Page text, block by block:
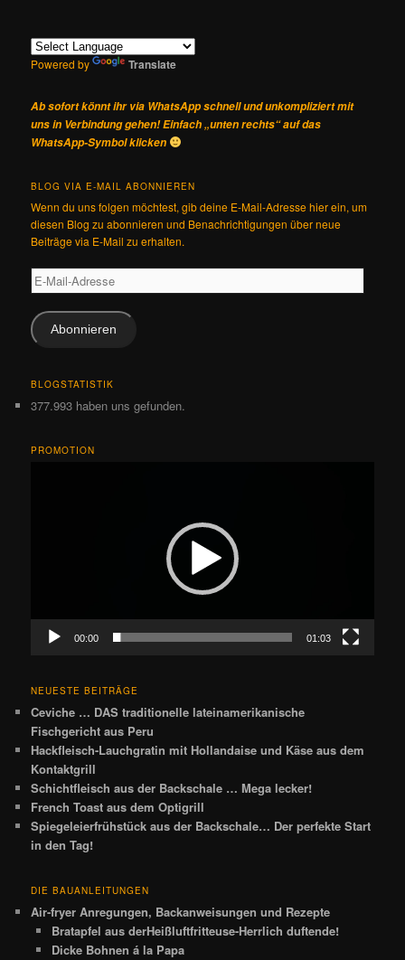
Powered by Translate
Ab sofort könnt ihr via WhatsApp schnell und unkompliziert mit
uns in Verbindung gehen! Einfach „unten rechts“ auf das
WhatsApp-Symbol klicken
BLOG VIA E-MAIL ABONNIEREN
Wenn du uns folgen möchtest, gib deine E-Mail-Adresse hier ein, um
diesen Blog zu abonnieren und Benachrichtigungen über neue
Beiträge via E-Mail zu erhalten.
E-
Mail-
Adresse
Abonnieren
BLOGSTATISTIK
377.993 haben uns gefunden.
PROMOTION
00:00 01:03
NEUESTE BEITRÄGE
Ceviche … DAS traditionelle lateinamerikanische
Fischgericht aus Peru
Hackfleisch-Lauchgratin mit Hollandaise und Käse aus dem
Kontaktgrill
Schichtfleisch aus der Backschale … Mega lecker!
French Toast aus dem Optigrill
Spiegeleierfrühstück aus der Backschale… Der perfekte Start
in den Tag!
DIE BAUANLEITUNGEN
Air-fryer Anregungen, Backanweisungen und Rezepte
Bratapfel aus derHeißluftfritteuse-Herrlich duftende!
Dicke Bohnen á la Papa